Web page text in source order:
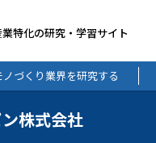
特化の研究・学習サイト
ノづくり業界を研究する
株式会社